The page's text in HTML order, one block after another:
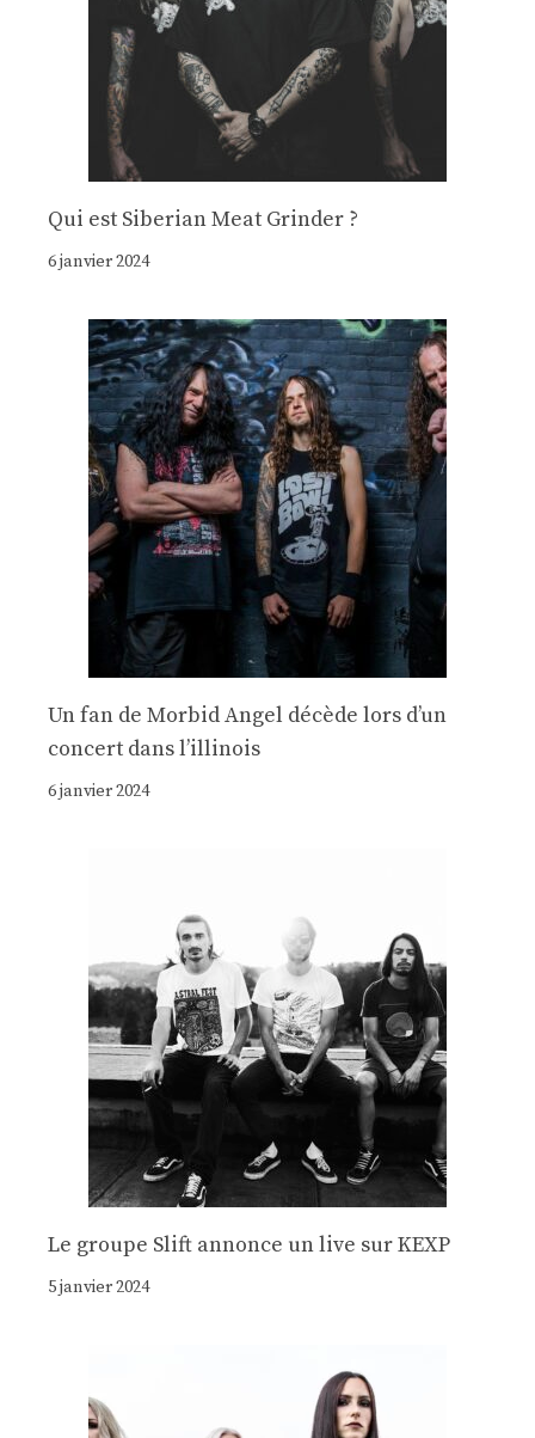
Qui est Siberian Meat Grinder ?
6 janvier 2024
Un fan de Morbid Angel décède lors d’un
concert dans l’illinois
6 janvier 2024
Le groupe Slift annonce un live sur KEXP
5 janvier 2024